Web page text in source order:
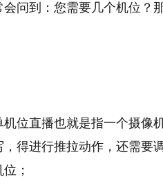
问到：您需要几个机位？
位直播也就是指一个摄像
得进行推拉动作，还需要
；